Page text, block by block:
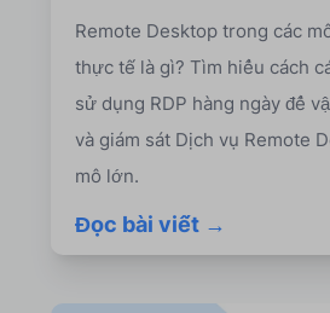
Remote Desktop trong các
thực tế là gì? Tìm hiểu cách
sử dụng RDP hàng ngày để
và giám sát Dịch vụ Remote
mô lớn.
Đọc bài viết →